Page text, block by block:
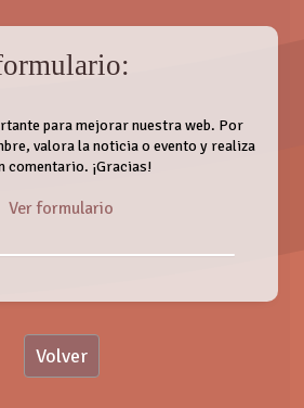
para mejorar nuestra web. Por
valora la noticia o evento y realiza
comentario. ¡Gracias!
Ver formulario
Volver